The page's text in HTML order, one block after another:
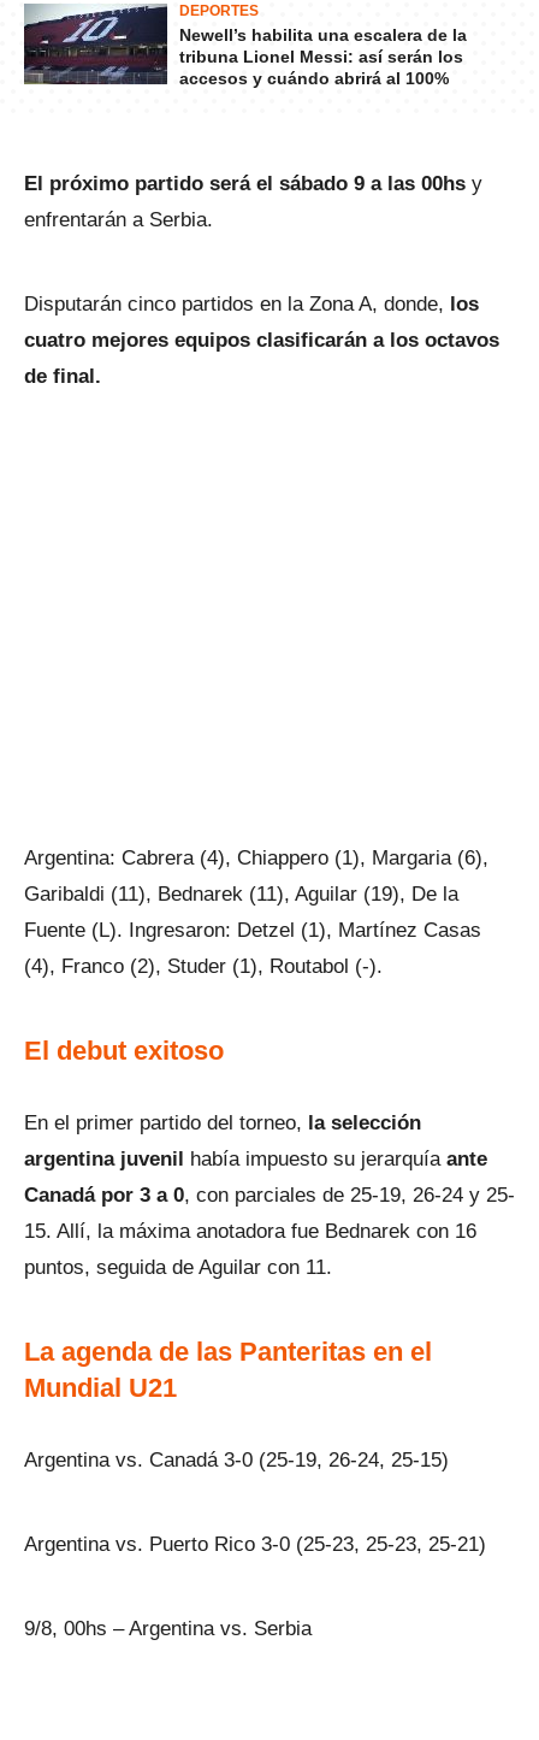
DEPORTES
Newell’s habilita una escalera de la
tribuna Lionel Messi: así serán los
accesos y cuándo abrirá al 100%
El próximo partido será el sábado 9 a las 00hs y
enfrentarán a Serbia.
Disputarán cinco partidos en la Zona A, donde, los
cuatro mejores equipos clasificarán a los octavos
de final.
Argentina: Cabrera (4), Chiappero (1), Margaria (6),
Garibaldi (11), Bednarek (11), Aguilar (19), De la
Fuente (L). Ingresaron: Detzel (1), Martínez Casas
(4), Franco (2), Studer (1), Routabol (-).
El debut exitoso
En el primer partido del torneo, la selección
argentina juvenil había impuesto su jerarquía ante
Canadá por 3 a 0, con parciales de 25-19, 26-24 y 25-
15. Allí, la máxima anotadora fue Bednarek con 16
puntos, seguida de Aguilar con 11.
La agenda de las Panteritas en el
Mundial U21
Argentina vs. Canadá 3-0 (25-19, 26-24, 25-15)
Argentina vs. Puerto Rico 3-0 (25-23, 25-23, 25-21)
9/8, 00hs – Argentina vs. Serbia